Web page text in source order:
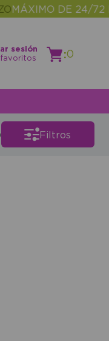
MÁXIMO DE 24/72
sesión
:0
Filtros